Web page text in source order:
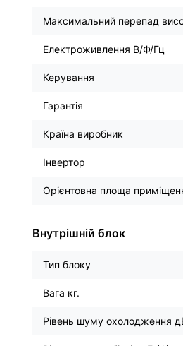
Максимальний перепад
Електроживлення В/Ф/Гц
Керування
Гарантія
Країна виробник
Інвертор
Орієнтовна площа
Внутрішній блок
Тип блоку
Вага кг.
Рівень шуму охолодження